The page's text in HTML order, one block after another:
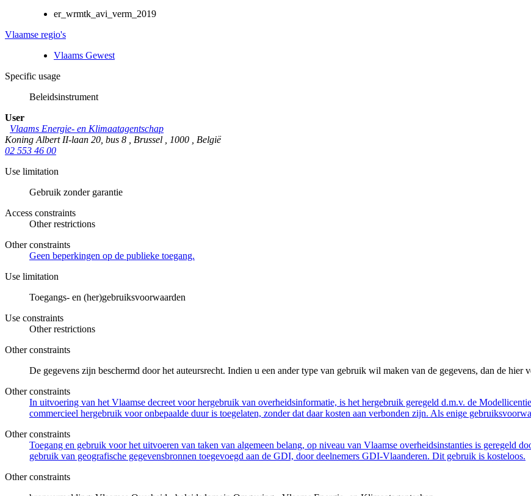
er_wrmtk_avi_verm_2019
Vlaamse regio's
Vlaams Gewest
Specific usage
Beleidsinstrument
User
Vlaams Energie- en Klimaatagentschap
Koning Albert II-laan 20, bus 8
Brussel 1000
België
02 553 46 00
Use limitation
Gebruik zonder garantie
Access constraints
Other restrictions
Other constraints
Geen beperkingen op de publieke toegang.
Use limitation
Toegangs- en (her)gebruiksvoorwaarden
Use constraints
Other restrictions
Other constraints
De gegevens zijn beschermd door het auteursrecht. Indien u een ander type van gebruik wil maken van de gegevens, dan de hier
Other constraints
In uitvoering van het Vlaamse decreet voor hergebruik van overheidsinformatie, is het hergebruik geregeld d.m.v. de
commercieel hergebruik voor onbepaalde duur is toegelaten, zonder dat daar kosten aan verbonden zijn. Als enige
Other constraints
Toegang en gebruik voor het uitvoeren van taken van algemeen belang, op niveau van Vlaamse overheidsinstanties is geregeld
gebruik van geografische gegevensbronnen toegevoegd aan de GDI, door deelnemers GDI-Vlaanderen. Dit gebruik is kosteloos.
Other constraints